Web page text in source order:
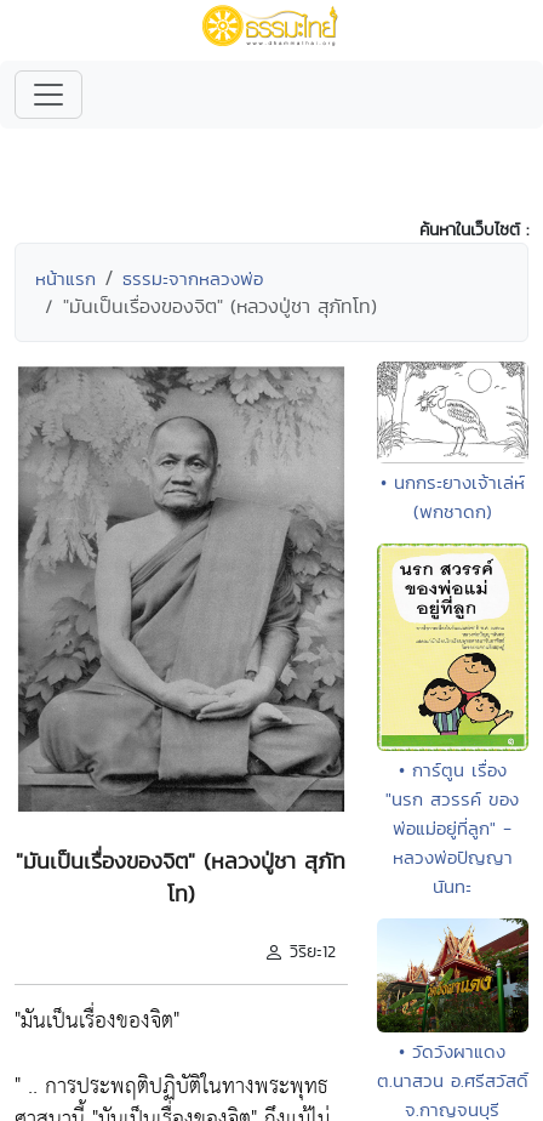
ค้นหาในเว็บไซต์ :
หน้าแรก ธรรมะจากหลวงพ่อ
"มันเป็นเรื่องของจิต" (หลวงปู่ชา สุภัทโท)
"มันเป็นเรื่องของจิต" (หลวงปู่ชา สุภัท
โท)
วิริยะ12
"มันเป็นเรื่องของจิต"
" .. การประพฤติปฏิบัติในทางพระพุทธ
• นกกระยางเจ้าเล่ห์
(พกชาดก)
• การ์ตูน เรื่อง
"นรก สวรรค์ ของ
พ่อแม่อยู่ที่ลูก" -
หลวงพ่อปัญญา
นันทะ
• วัดวังผาแดง
ต.นาสวน อ.ศรีสวัสดิ์
จ.กาญจนบุรี